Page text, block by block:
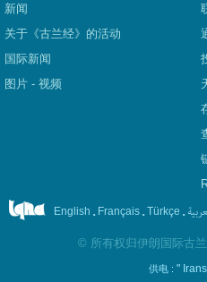
新闻
关于《古兰经》的活动
国际新闻
图片 - 视频
English . Français .Türkçe .
© 所有权归伊朗国际古
供电 : "